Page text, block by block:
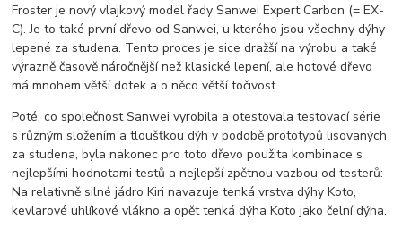
Froster je nový vlajkový model řady Sanwei Expert Carbon (= EX-
C). Je to také první dřevo od Sanwei, u kterého jsou všechny dýhy
lepené za studena. Tento proces je sice dražší na výrobu a také
výrazně časově náročnější než klasické lepení, ale hotové dřevo
má mnohem větší dotek a o něco větší točivost.
Poté, co společnost Sanwei vyrobila a otestovala testovací série
s různým složením a tloušťkou dýh v podobě prototypů lisovaných
za studena, byla nakonec pro toto dřevo použita kombinace s
nejlepšími hodnotami testů a nejlepší zpětnou vazbou od testerů:
Na relativně silné jádro Kiri navazuje tenká vrstva dýhy Koto,
kevlarové uhlíkové vlákno a opět tenká dýha Koto jako čelní dýha.